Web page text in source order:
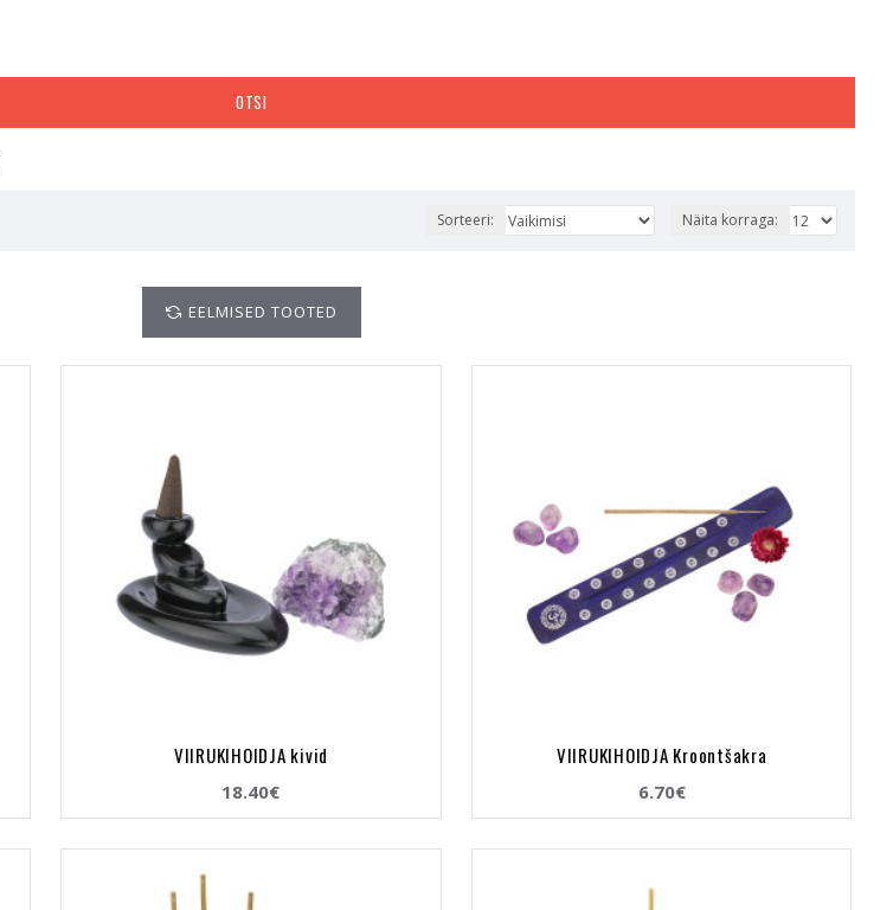
OTSI
Sorteeri: Näita korraga:
EELMISED TOOTED
VIIRUKIHOIDJA kivid
18.40€
VIIRUKIHOIDJA Kroontšakra
6.70€